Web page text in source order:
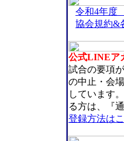
令和4年度
協会規約&
公式LINEア
試合の要項
の中止・会
しています
る方は、『
登録方法は